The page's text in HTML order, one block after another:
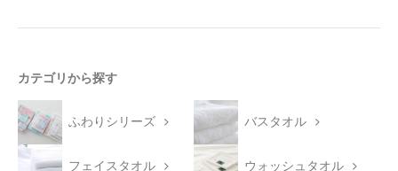
カテゴリから探す
ふわりシリーズ バスタオル
フェイスタオル ウォッシュタオル